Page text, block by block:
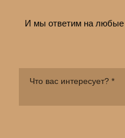
И мы ответим на любые